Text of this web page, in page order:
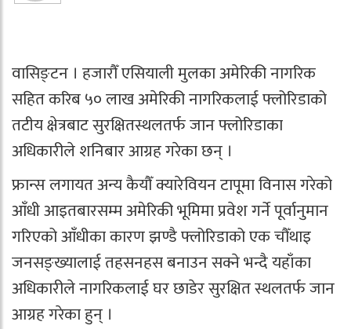
वासिङ्टन । हजारौँ एसियाली मुलका अमेरिकी नागरिक
सहित करिब ५० लाख अमेरिकी नागरिकलाई फ्लोरिडाको
तटीय क्षेत्रबाट सुरक्षितस्थलतर्फ जान फ्लोरिडाका
अधिकारीले शनिबार आग्रह गरेका छन् ।
फ्रान्स लगायत अन्य कैयौँ क्यारेवियन टापूमा विनास गरेको
आँधी आइतबारसम्म अमेरिकी भूमिमा प्रवेश गर्ने पूर्वानुमान
गरिएको आँधीका कारण झण्डै फ्लोरिडाको एक चौँथाइ
जनसङ्ख्यालाई तहसनहस बनाउन सक्ने भन्दै यहाँका
अधिकारीले नागरिकलाई घर छाडेर सुरक्षित स्थलतर्फ जान
आग्रह गरेका हुन् ।